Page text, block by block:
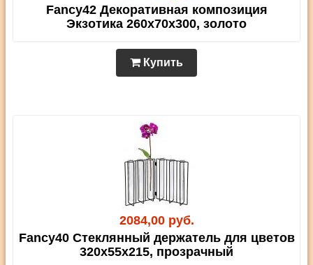
Fancy42 Декоративная композиция
Экзотика 260х70х300, золото
Купить
2084,00 руб.
Fancy40 Стеклянный держатель для цветов
320х55х215, прозрачный